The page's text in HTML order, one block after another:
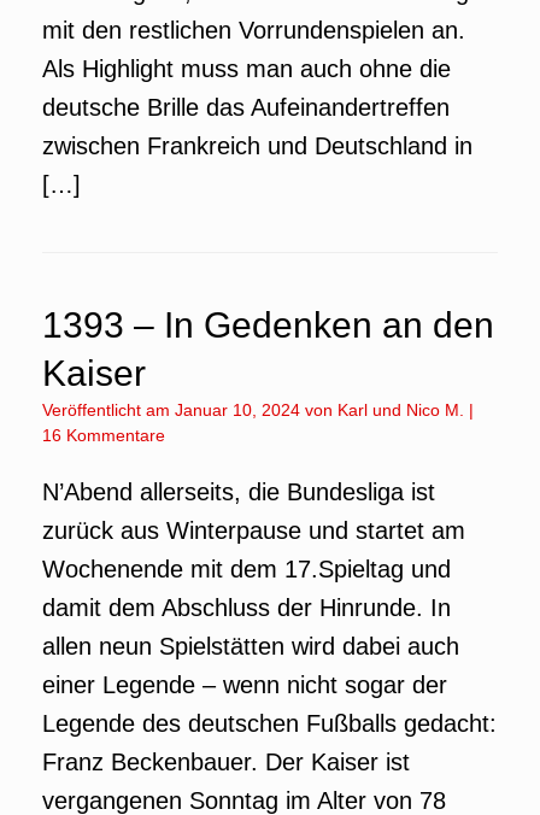
mit den restlichen Vorrundenspielen an.
Als Highlight muss man auch ohne die
deutsche Brille das Aufeinandertreffen
zwischen Frankreich und Deutschland in
[…]
1393 – In Gedenken an den
Kaiser
Veröffentlicht am Januar 10, 2024 von Karl und Nico M.
|
16 Kommentare
N’Abend allerseits, die Bundesliga ist
zurück aus Winterpause und startet am
Wochenende mit dem 17.Spieltag und
damit dem Abschluss der Hinrunde. In
allen neun Spielstätten wird dabei auch
einer Legende – wenn nicht sogar der
Legende des deutschen Fußballs gedacht:
Franz Beckenbauer. Der Kaiser ist
vergangenen Sonntag im Alter von 78